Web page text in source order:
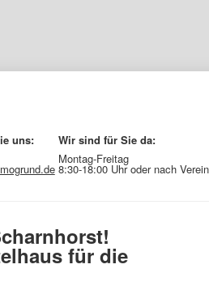
uns:
Wir sind für Sie da:
Montag-Freitag
8:30-18:00 Uhr oder nach

für die